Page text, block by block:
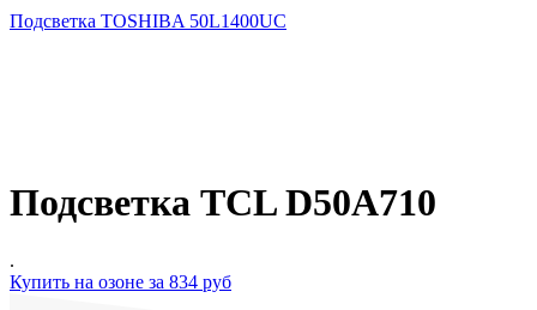
Подсветка TOSHIBA 50L1400UC
Подсветка TCL D50A710
.
Купить на озоне за 834 руб